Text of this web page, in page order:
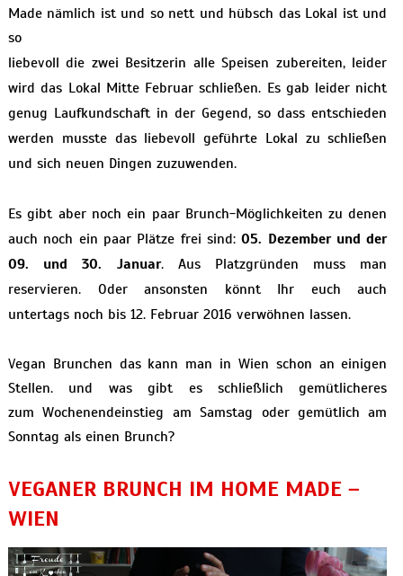
Made nämlich ist und so nett und hübsch das Lokal ist und
so
liebevoll die zwei Besitzerin alle Speisen zubereiten, leider
wird das Lokal Mitte Februar schließen. Es gab leider nicht
genug Laufkundschaft in der Gegend, so dass entschieden
werden musste das liebevoll geführte Lokal zu schließen
und sich neuen Dingen zuzuwenden.
Es gibt aber noch ein paar Brunch-Möglichkeiten zu denen
auch noch ein paar Plätze frei sind:05. Dezember und der
09. und 30. Januar. Aus Platzgründen muss man
reservieren. Oder ansonsten könnt Ihr euch auch
untertags noch bis 12. Februar 2016 verwöhnen lassen.
Vegan Brunchen das kann man in Wien schon an einigen
Stellen. und was gibt es schließlich gemütlicheres
zum Wochenendeinstieg am Samstag oder gemütlich am
Sonntag als einen Brunch?
VEGANER BRUNCH IM HOME MADE –
WIEN